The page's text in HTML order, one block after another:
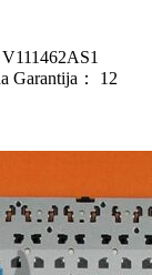
Garantija： 12